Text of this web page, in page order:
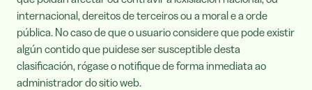
internacional, dereitos de terceiros ou a moral e a orde
pública. No caso de que o usuario considere que pode existir
algún contido que puidese ser susceptible desta
clasificación, rógase o notifique de forma inmediata ao
administrador do sitio web.